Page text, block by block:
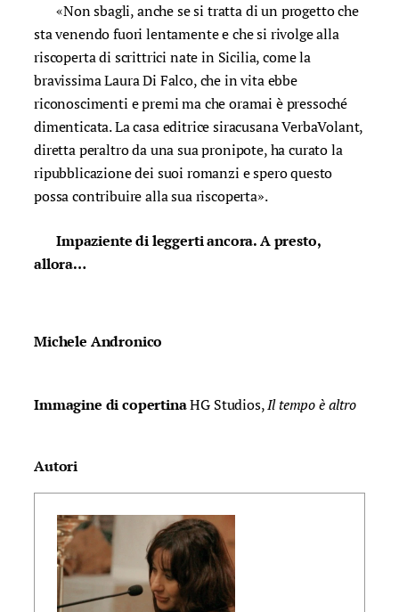
«Non sbagli, anche se si tratta di un progetto che
sta venendo fuori lentamente e che si rivolge alla
riscoperta di scrittrici nate in Sicilia, come la
bravissima Laura Di Falco, che in vita ebbe
riconoscimenti e premi ma che oramai è pressoché
dimenticata. La casa editrice siracusana VerbaVolant,
diretta peraltro da una sua pronipote, ha curato la
ripubblicazione dei suoi romanzi e spero questo
possa contribuire alla sua riscoperta».
Impaziente di leggerti ancora. A presto,
allora…
Michele Andronico
Immagine di copertinaHG Studios,Il tempo è altro
Autori